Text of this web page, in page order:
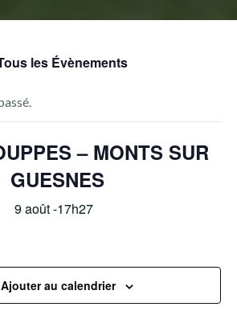
les Évènements
– MONTS SUR
GUESNES
9 août -17h27
Ajouter au calendrier